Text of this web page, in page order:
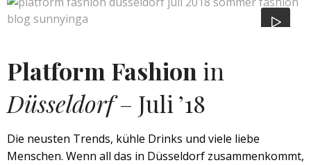
Platform Fashion in
Düsseldorf– Juli ’18
Die neusten Trends, kühle Drinks und viele liebe
Menschen. Wenn all das in Düsseldorf zusammenkommt,